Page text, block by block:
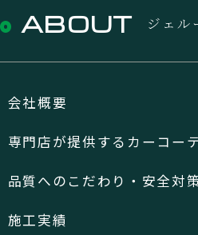
ABOUT ジェル
会社概要
専門店が提供するカーコー
品質へのこだわり・安全対
施工実績